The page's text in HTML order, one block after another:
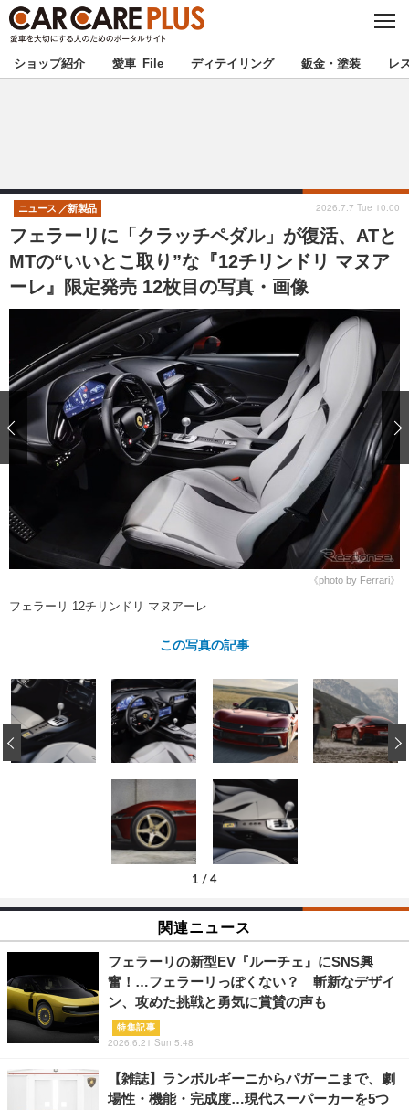
C
S
E
★カーケアプラス認定★ 厳選プロショップを地域から探す
甲信越 北陸
東海 関西
中国 四国
九州
注目の記事
ショップレポート 愛車 File
自動車豆知識 ストップ！不具合修理＆粗悪修理
ディテイリング
ディテイリング 洗車
ヘッドライト磨き コーティング
フィルム・ラッピング
鈑金・塗装
防錆
ストップ 不具合修理＆粗悪修理
カーメーカー「旧車」関連プロジェ
クト
ショップ紹介
ショップレポート プロショップ検索
レストア
カーメーカー「旧車」関連プロジ
イベント
ショップ紹介 愛車 File ディテイリング 鈑金・塗装 レ
フェラーリに「クラッチペダル」が復活、ATと
MTの“いいとこ取り”な『12チリンドリ マヌア
ーレ』限定発売 12枚目の写真・画像
ニュース 新製品 2026.7.7 Tue 10:00
《photo by Ferrari》
フェラーリ 12チリンドリ マヌアーレ
この写真の記事
1 / 4
‹
関連ニュース
フェラーリの新型EV『ルーチェ』にSNS興
奮！…フェラーリっぽくない？ 斬新なデザイ
ン、攻めた挑戦と勇気に賞賛の声も
特集記事
2026.6.21 Sun 5:48
【雑誌】ランボルギーニからパガーニまで、劇
場性・機能・完成度…現代スーパーカーを5つ